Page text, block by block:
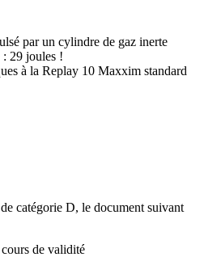
par un cylindre de gaz inerte
: 29 joules !
à la Replay 10 Maxxim standard
catégorie D, le document suivant
de validité